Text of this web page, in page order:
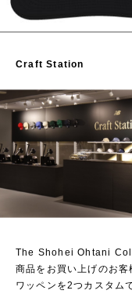
Craft Station
The Shohei Ohtani
商品をお買い上げのお
ワッペンを2つカスタム